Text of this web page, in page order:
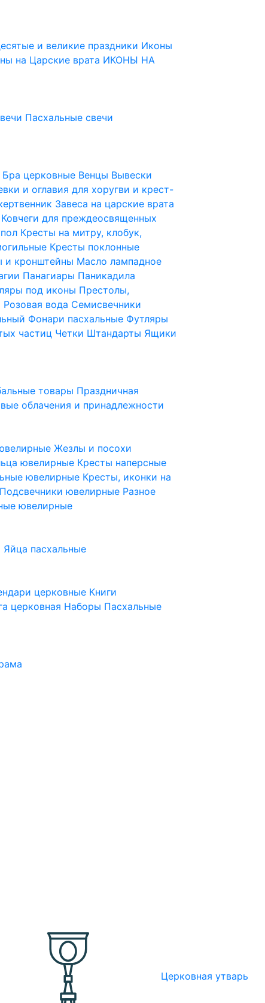
и великие праздники Иконы
на Царские врата ИКОНЫ НА
Пасхальные свечи
Бра церковные Венцы Вывески
и оглавия для хоругви и крест-
Завеса на царские врата
Ковчеги для преждеосвященных
Кресты на митру, клобук,
Кресты поклонные
и кронштейны Масло лампадное
Панагиары Паникадила
под иконы Престолы,
Розовая вода Семисвечники
Фонари пасхальные Футляры
частиц Четки Штандарты Ящики
товары Праздничная
облачения и принадлежности
Жезлы и посохи
ювелирные Кресты наперсные
ювелирные Кресты, иконки на
Подсвечники ювелирные Разное
ювелирные
Яйца пасхальные
церковные Книги
церковная Наборы Пасхальные
Церковная утварь